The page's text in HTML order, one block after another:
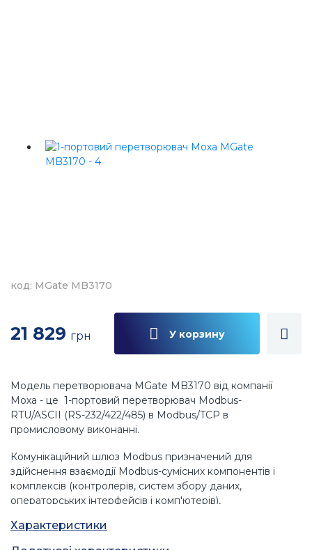
код: MGate MB3170
21 829 грн У корзину
Модель перетворювача MGate MB3170 від компанії
Моха - це 1-портовий перетворювач Modbus-
RTU/ASCII (RS-232/422/485) в Modbus/TCP в
промисловому виконанні.
Комунікаційний шлюз Modbus призначений для
здійснення взаємодії Modbus-сумісних компонентів і
комплексів (контролерів, систем збору даних,
операторських інтерфейсів і комп'ютерів),
протоколу.
Характеристики